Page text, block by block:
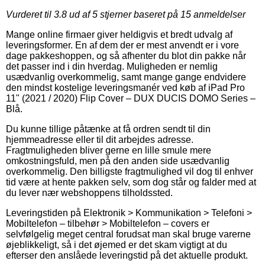
Vurderet til 3.8 ud af 5 stjerner baseret på 15 anmeldelser
Mange online firmaer giver heldigvis et bredt udvalg af
leveringsformer. En af dem der er mest anvendt er i vore
dage pakkeshoppen, og så afhenter du blot din pakke når
det passer ind i din hverdag. Muligheden er nemlig
usædvanlig overkommelig, samt mange gange endvidere
den mindst kostelige leveringsmanér ved køb af iPad Pro
11" (2021 / 2020) Flip Cover – DUX DUCIS DOMO Series –
Blå.
Du kunne tillige påtænke at få ordren sendt til din
hjemmeadresse eller til dit arbejdes adresse.
Fragtmuligheden bliver gerne en lille smule mere
omkostningsfuld, men på den anden side usædvanlig
overkommelig. Den billigste fragtmulighed vil dog til enhver
tid være at hente pakken selv, som dog står og falder med at
du lever nær webshoppens tilholdssted.
Leveringstiden på Elektronik > Kommunikation > Telefoni >
Mobiltelefon – tilbehør > Mobiltelefon – covers er
selvfølgelig meget central forudsat man skal bruge varerne
øjeblikkeligt, så i det øjemed er det skam vigtigt at du
efterser den anslåede leveringstid på det aktuelle produkt.